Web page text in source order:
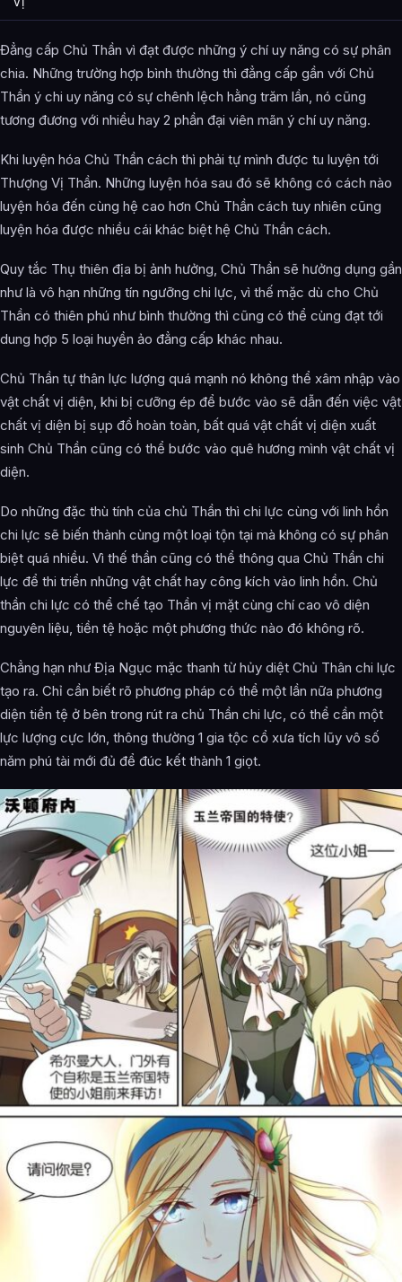
Đẳng cấp Chủ Thần vì đạt được những ý chí uy năng có sự phân
chia. Những trường hợp bình thường thì đẳng cấp gần với Chủ
Thần ý chi uy năng có sự chênh lệch hằng trăm lần, nó cũng
tương đương với nhiều hay 2 phần đại viên mãn ý chí uy năng.
Khi luyện hóa Chủ Thần cách thì phải tự mình được tu luyện tới
Thượng Vị Thần. Những luyện hóa sau đó sẽ không có cách nào
luyện hóa đến cùng hệ cao hơn Chủ Thần cách tuy nhiên cũng
luyện hóa được nhiều cái khác biệt hệ Chủ Thần cách.
Quy tắc Thụ thiên địa bị ảnh hưởng, Chủ Thần sẽ hưởng dụng gần
như là vô hạn những tín ngưỡng chi lực, vì thế mặc dù cho Chủ
Thần có thiên phú như bình thường thì cũng có thể cùng đạt tới
dung hợp 5 loại huyền ảo đẳng cấp khác nhau.
Chủ Thần tự thân lực lượng quá mạnh nó không thể xâm nhập vào
vật chất vị diện, khi bị cưỡng ép để bước vào sẽ dẫn đến việc vật
chất vị diện bị sụp đổ hoàn toàn, bất quá vật chất vị diện xuất
sinh Chủ Thần cũng có thể bước vào quê hương mình vật chất vị
diện.
Do những đặc thù tính của chủ Thần thì chi lực cùng với linh hồn
chi lực sẽ biến thành cùng một loại tộn tại mà không có sự phân
biệt quá nhiều. Vì thế thần cũng có thể thông qua Chủ Thần chi
lực để thi triển những vật chất hay công kích vào linh hồn. Chủ
thần chi lực có thể chế tạo Thần vị mặt cùng chí cao vô diện
nguyên liệu, tiền tệ hoặc một phương thức nào đó không rõ.
Chẳng hạn như Địa Ngục mặc thanh từ hủy diệt Chủ Thân chi lực
tạo ra. Chỉ cần biết rõ phương pháp có thể một lần nữa phương
diện tiền tệ ở bên trong rút ra chủ Thần chi lực, có thể cần một
lực lượng cực lớn, thông thường 1 gia tộc cổ xưa tích lũy vô số
năm phú tài mới đủ để đúc kết thành 1 giọt.